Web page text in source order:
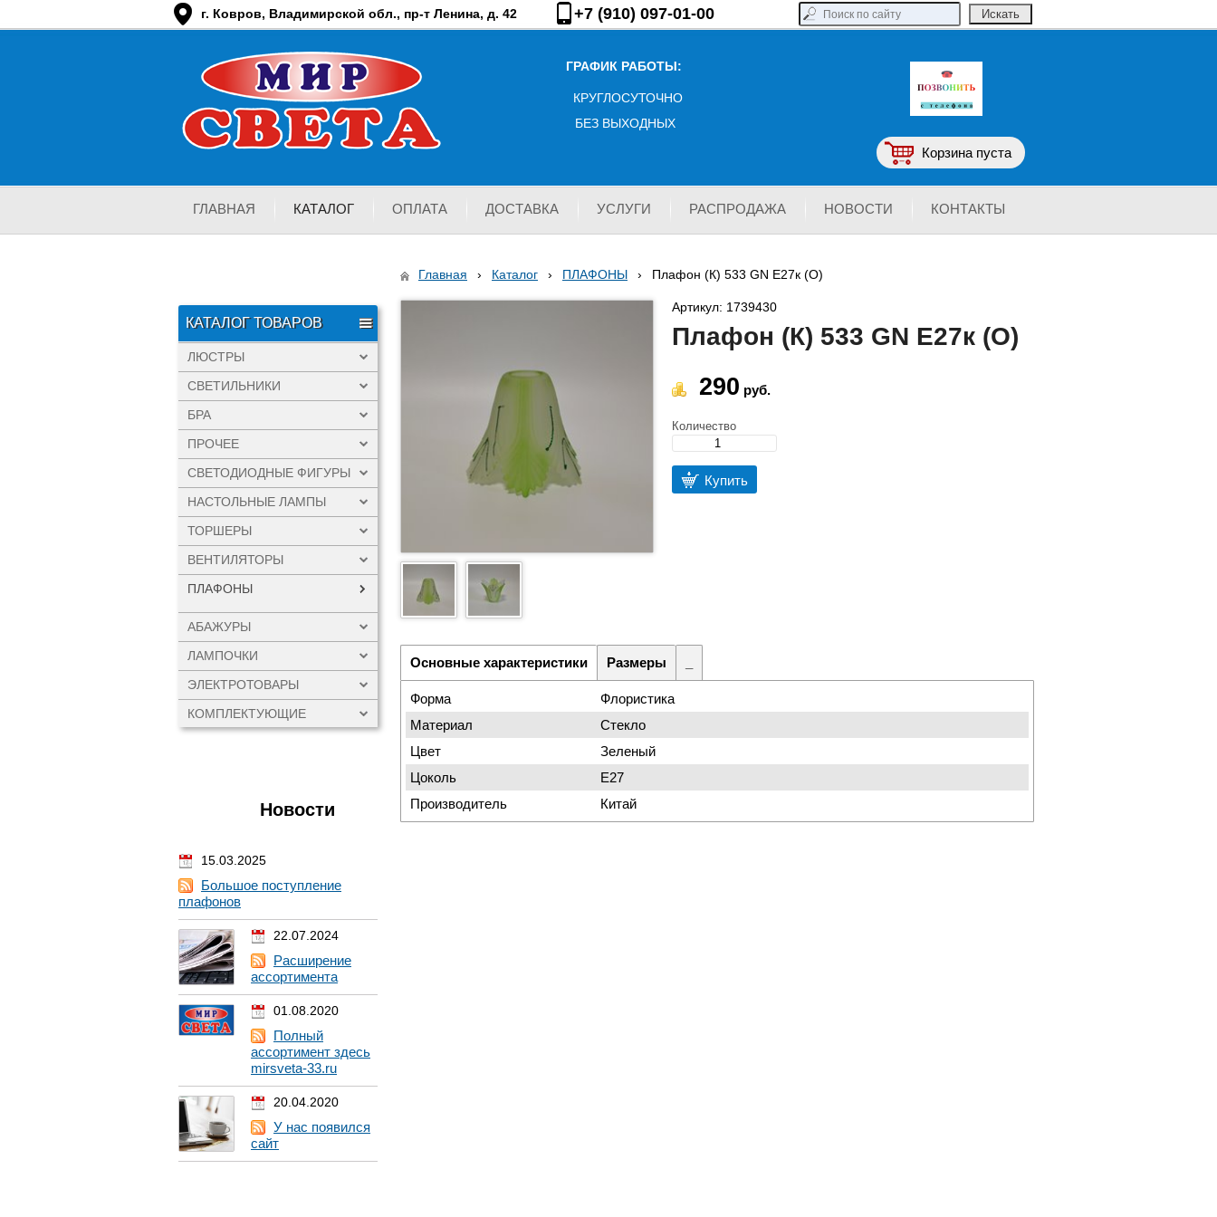
Корзина пуста
+7 (910) 097-01-00
г. Ковров, Владимирской обл., пр-т Ленина, д. 42
ГРАФИК РАБОТЫ:
КРУГЛОСУТОЧНО
БЕЗ ВЫХОДНЫХ
ГЛАВНАЯ КАТАЛОГ ОПЛАТА ДОСТАВКА УСЛУГИ РАСПРОДАЖА НОВОСТИ КОНТАКТЫ
КАТАЛОГ ТОВАРОВ
ЛЮСТРЫ
СВЕТИЛЬНИКИ
БРА
ПРОЧЕЕ
СВЕТОДИОДНЫЕ ФИГУРЫ
НАСТОЛЬНЫЕ ЛАМПЫ
ТОРШЕРЫ
ВЕНТИЛЯТОРЫ
ПЛАФОНЫ
АБАЖУРЫ
ЛАМПОЧКИ
ЭЛЕКТРОТОВАРЫ
КОМПЛЕКТУЮЩИЕ
Новости
15.03.2025
Большое поступление
плафонов
22.07.2024
Расширение
ассортимента
01.08.2020
Полный
ассортимент здесь
mirsveta-33.ru
20.04.2020
У нас появился
сайт
Главная › Каталог › ПЛАФОНЫ › Плафон (К) 533 GN E27к (O)
Артикул: 1739430
Плафон (К) 533 GN E27к (O)
290 руб.
Количество
Купить
Основные характеристики Размеры
Форма
Флористика
Материал
Стекло
Цвет
Зеленый
Цоколь
Е27
Производитель
Китай